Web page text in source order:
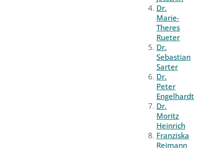
Dr.
Marie-
Theres
Rueter
Dr.
Sebastian
Sarter
Dr.
Peter
Engelhardt
Dr.
Moritz
Heinrich
Franziska
Reimann